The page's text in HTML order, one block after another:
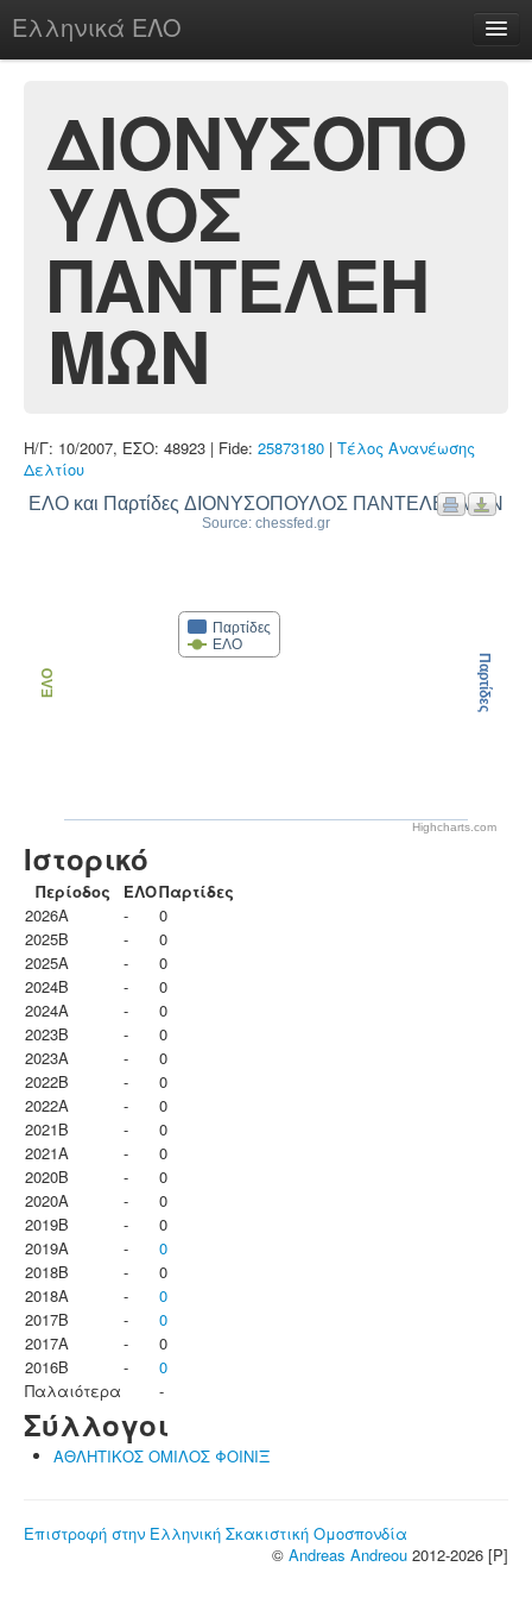
Ελληνικά ΕΛΟ
chesstu.be @ discord
ΔΙΟΝΥΣΟΠΟ
ΥΛΟΣ
ΠΑΝΤΕΛΕΗ
ΜΩΝ
Η/Γ: 10/2007, ΕΣΟ: 48923 | Fide: 25873180 | Τέλος Ανανέωσης
Δελτίου
ΕΛΟ και Παρτίδες ΔΙΟΝΥΣΟΠΟΥΛΟΣ ΠΑΝΤΕΛΕΗΜΩΝ
Source: chessfed.gr
Παρτίδες
ΕΛΟ
ΕΛΟ Παρτίδες
Highcharts.com
Ιστορικό
Περίοδος ΕΛΟΠαρτίδες
2026A
-
0
2025B
-
0
2025A
-
0
2024B
-
0
2024A
-
0
2023B
-
0
2023Α
-
0
2022B
-
0
2022A
-
0
2021B
-
0
2021A
-
0
2020B
-
0
2020A
-
0
2019B
-
0
2019A
-
0
2018B
-
0
2018A
-
0
2017B
-
0
2017A
-
0
2016B
-
0
Παλαιότερα
-
Σύλλογοι
ΑΘΛΗΤΙΚΟΣ ΟΜΙΛΟΣ ΦΟΙΝΙΞ
Επιστροφή στην Ελληνική Σκακιστική Ομοσπονδία
© Andreas Andreou 2012-2026 [P]